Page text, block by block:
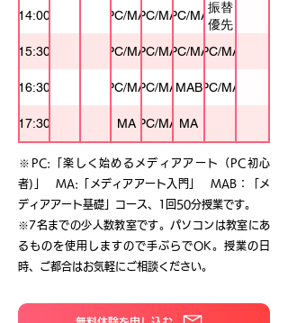
14:00
PC/MAPC/MAPC/MA
振替
優先
15:30
PC/MAPC/MAPC/MAPC/MA
16:30 PC/MAPC/MAMABPC/MA
17:30 MA PC/MA MA
※PC:「楽しく始めるメディアアート（PC初心
者)」 MA:「メディアアート入門」 MAB：「メ
ディアアート基礎」コース、1回50分授業です。
※7名までの少人数教室です。パソコンは教室にあ
るものを使用しますので手ぶらでOK。授業の日
時、ご都合はお気軽にご相談ください。